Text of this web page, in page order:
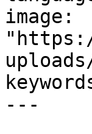
image:
---